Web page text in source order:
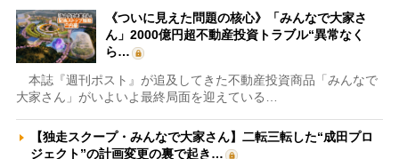
《ついに見えた問題の核心》「みんなで大家さ
ん」2000億円超不動産投資トラブル“異常なく
ら…
本誌『週刊ポスト』が追及してきた不動産投資商品「みんなで
大家さん」がいよいよ最終局面を迎えている…
【独走スクープ・みんなで大家さん】二転三転した“成田プロ
ジェクト”の計画変更の裏で起き…